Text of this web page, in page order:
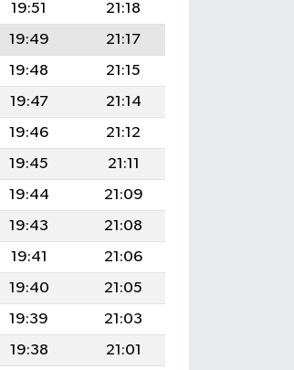
19:51
21:18
19:49
21:17
19:48
21:15
19:47
21:14
19:46
21:12
19:45
21:11
19:44
21:09
19:43
21:08
19:41
21:06
19:40
21:05
19:39
21:03
19:38
21:01